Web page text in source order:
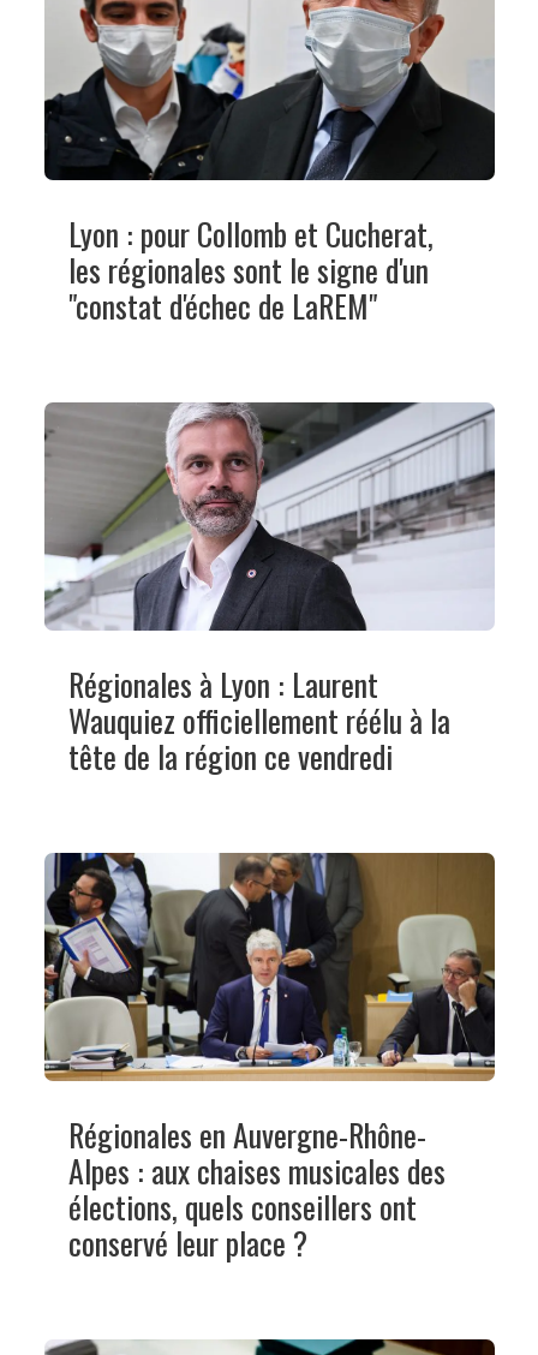
Lyon : pour Collomb et Cucherat,
les régionales sont le signe d'un
"constat d'échec de LaREM"
Régionales à Lyon : Laurent
Wauquiez officiellement réélu à la
tête de la région ce vendredi
Régionales en Auvergne-Rhône-
Alpes : aux chaises musicales des
élections, quels conseillers ont
conservé leur place ?